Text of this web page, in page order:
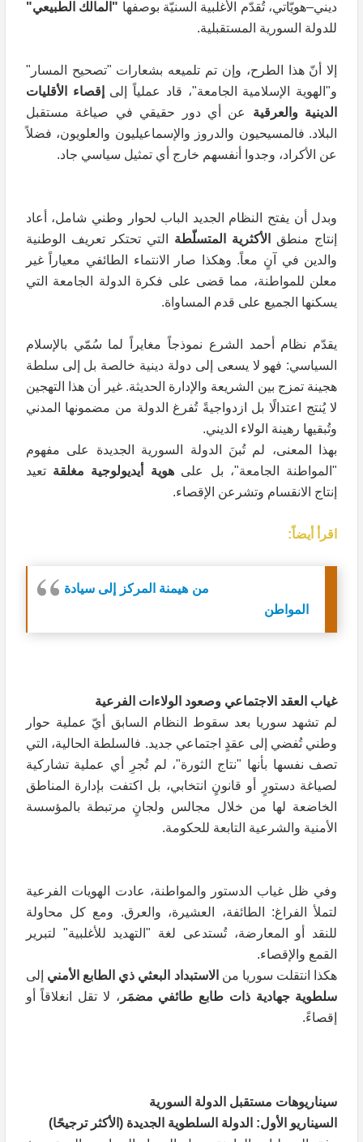
ديني–هويّاتي، تُقدّم الأغلبية السنيّة بوصفها "المالك الطبيعي"
للدولة السورية المستقبلية.
إلا أنّ هذا الطرح، وإن تم تلميعه بشعارات "تصحيح المسار"
و"الهوية الإسلامية الجامعة"، قاد عملياً إلى
إقصاء الأقليات
الدينية والعرقية عن أي دور حقيقي في صياغة مستقبل
البلاد. فالمسيحيون والدروز والإسماعيليون والعلويون، فضلاً
عن الأكراد، وجدوا أنفسهم خارج أي تمثيل سياسي جاد.
وبدل أن يفتح النظام الجديد الباب لحوار وطني شامل، أعاد
إنتاج منطق
الأكثرية المتسلّطة التي تحتكر تعريف الوطنية
والدين في آنٍ معاً. وهكذا صار الانتماء الطائفي معياراً غير
معلن للمواطنة، مما قضى على فكرة الدولة الجامعة التي
يسكنها الجميع على قدم المساواة.
يقدّم نظام أحمد الشرع نموذجاً مغايراً لما سُمّي بالإسلام
السياسي: فهو لا يسعى إلى دولة دينية خالصة بل إلى سلطة
هجينة تمزج بين الشريعة والإدارة الحديثة. غير أن هذا التهجين
لا يُنتج اعتدالًا بل ازدواجيةً تُفرغ الدولة من مضمونها المدني
وتُبقيها رهينة الولاء الديني.
بهذا المعنى، لم تُبنَ الدولة السورية الجديدة على مفهوم
"المواطنة الجامعة"، بل علىهوية أيديولوجية مغلقة تعيد
إنتاج الانقسام وتشرعن الإقصاء.
اقرأ أيضاً:
من هيمنة المركز إلى سيادة
المواطن
غياب العقد الاجتماعي وصعود الولاءات الفرعية
لم تشهد سوريا بعد سقوط النظام السابق أيّ عملية حوار
وطني تُفضي إلى عقدٍ اجتماعي جديد. فالسلطة الحالية، التي
تصف نفسها بأنها "نتاج الثورة"، لم تُجرِ أي عملية تشاركية
لصياغة دستورٍ أو قانونٍ انتخابي، بل اكتفت بإدارة المناطق
الخاضعة لها من خلال مجالس ولجانٍ مرتبطة بالمؤسسة
الأمنية والشرعية التابعة للحكومة.
وفي ظل غياب الدستور والمواطنة، عادت الهويات الفرعية
لتملأ الفراغ: الطائفة، العشيرة، والعرق. ومع كل محاولة
للنقد أو المعارضة، تُستدعى لغة "التهديد للأغلبية" لتبرير
القمع والإقصاء.
هكذا انتقلت سوريا من الاستبداد البعثي ذي الطابع الأمني إلى
سلطوية جهادية ذات طابع طائفي مضمَر ، لا تقل انغلاقاً أو
إقصاءً.
سيناريوهات مستقبل الدولة السورية
السيناريو الأول: الدولة السلطوية الجديدة (الأكثر ترجيحًا)